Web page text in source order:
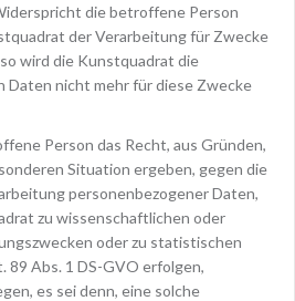
die betroffene Person
der Verarbeitung für Zwecke
wird die Kunstquadrat die
Daten nicht mehr für diese Zwecke
Person das Recht, aus Gründen,
Situation ergeben, gegen die
personenbezogener Daten,
zu wissenschaftlichen oder
oder zu statistischen
89 Abs. 1 DS-GVO erfolgen,
es sei denn, eine solche